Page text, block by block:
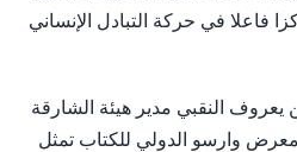
فاعلا في حركة التبادل الإنساني
يعروف النقبي مدير هيئة الشارقة
معرض وارسو الدولي للكتاب تمثل